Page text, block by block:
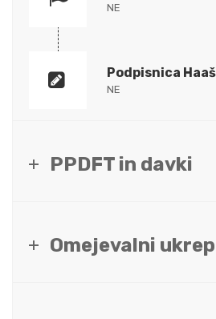
NE
Podpisnica
NE
PPDFT in davki
Omejevalni